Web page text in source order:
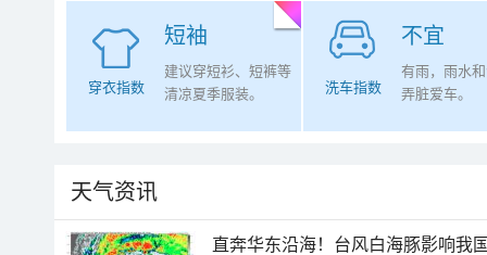
短袖
穿衣指数
建议穿短衫、短裤等
清凉夏季服装。
不宜
洗车指数
有雨，雨水
弄脏爱车。
天气资讯
直奔华东沿海！台风白海豚影响我